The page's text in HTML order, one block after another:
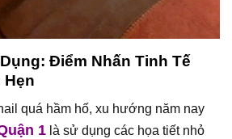
Điểm Nhấn Tinh Tế
Hẹn
quá hầm hố, xu hướng năm nay
1 là sử dụng các họa tiết nhỏ